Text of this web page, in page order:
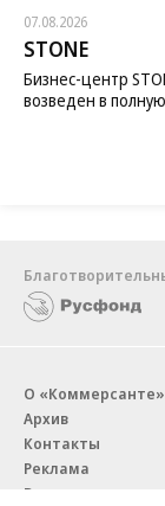
07.08.2026
STONE
Бизнес-центр
возведен в
О «Коммерсанте»
Архив
Контакты
Реклама
Вакансии